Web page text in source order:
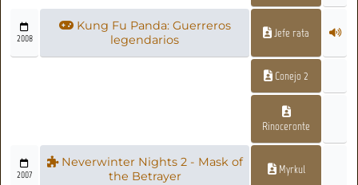
2008
Kung Fu Panda: Guerreros
legendarios
Jefe rata
Conejo 2
Rinoceronte
2007
Neverwinter Nights 2 - Mask of
the Betrayer
Myrkul